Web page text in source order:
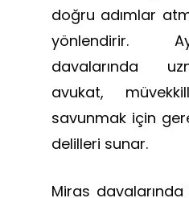
doğru adımlar
yönlendirir.
davalarında
avukat,
savunmak için
delilleri sunar.
Miras